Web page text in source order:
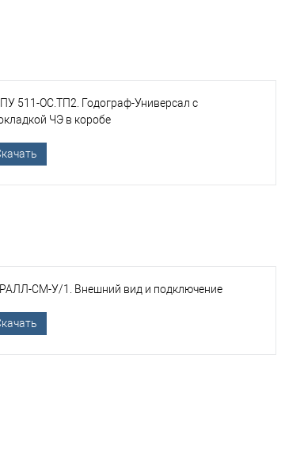
511-ОС.ТП2. Годограф-Универсал с
ЧЭ в коробе
СМ-У/1. Внешний вид и подключение